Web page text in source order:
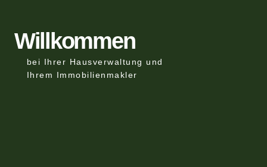
Willkommen
bei Ihrer Hausverwaltung und
Ihrem Immobilienmakler